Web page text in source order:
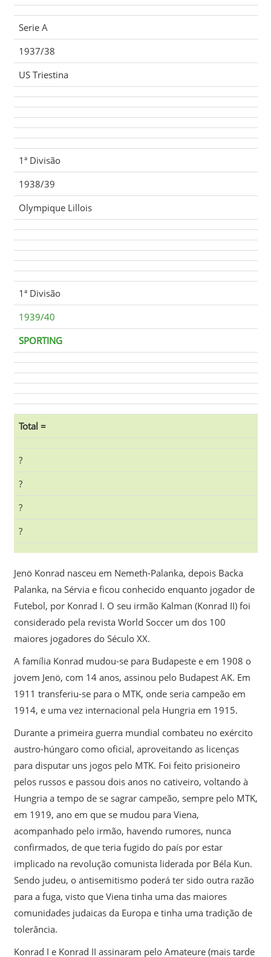
Serie A
1937/38
US Triestina
1ª Divisão
1938/39
Olympique Lillois
1ª Divisão
1939/40
SPORTING
Total =
?
?
?
?
Jenö Konrad nasceu em Nemeth-Palanka, depois Backa
Palanka, na Sérvia e ficou conhecido enquanto jogador de
Futebol, por Konrad I. O seu irmão Kalman (Konrad II) foi
considerado pela revista World Soccer um dos 100
maiores jogadores do Século XX.
A família Konrad mudou-se para Budapeste e em 1908 o
jovem Jenö, com 14 anos, assinou pelo Budapest AK. Em
1911 transferiu-se para o MTK, onde seria campeão em
1914, e uma vez internacional pela Hungria em 1915.
Durante a primeira guerra mundial combateu no exército
austro-húngaro como oficial, aproveitando as licenças
para disputar uns jogos pelo MTK. Foi feito prisioneiro
pelos russos e passou dois anos no cativeiro, voltando à
Hungria a tempo de se sagrar campeão, sempre pelo MTK,
em 1919, ano em que se mudou para Viena,
acompanhado pelo irmão, havendo rumores, nunca
confirmados, de que teria fugido do país por estar
implicado na revolução comunista liderada por Béla Kun.
Sendo judeu, o antisemitismo poderá ter sido outra razão
para a fuga, visto que Viena tinha uma das maiores
comunidades judaicas da Europa e tinha uma tradição de
tolerância.
Konrad I e Konrad II assinaram pelo Amateure (mais tarde